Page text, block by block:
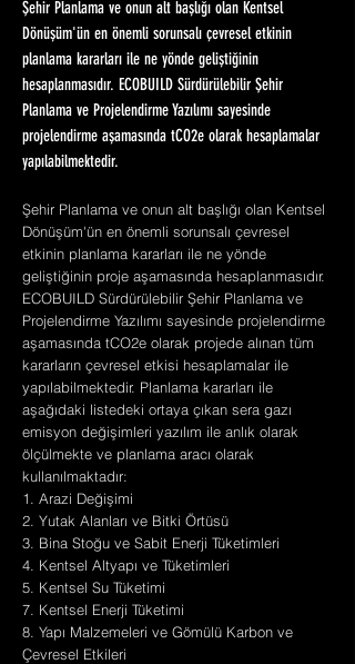
Şehir Planlama ve onun alt başlığı olan Kentsel
Dönüşüm'ün en önemli sorunsalı çevresel etkinin
planlama kararları ile ne yönde geliştiğinin
hesaplanmasıdır. ECOBUILD Sürdürülebilir Şehir
Planlama ve Projelendirme Yazılımı sayesinde
projelendirme aşamasında tCO2e olarak hesaplamalar
yapılabilmektedir.
Şehir Planlama ve onun alt başlığı olan Kentsel
Dönüşüm'ün en önemli sorunsalı çevresel
etkinin planlama kararları ile ne yönde
geliştiğinin proje aşamasında hesaplanmasıdır.
ECOBUILD Sürdürülebilir Şehir Planlama ve
Projelendirme Yazılımı sayesinde projelendirme
aşamasında tCO2e olarak projede alınan tüm
kararların çevresel etkisi hesaplamalar ile
yapılabilmektedir. Planlama kararları ile
aşağıdaki listedeki ortaya çıkan sera gazı
emisyon değişimleri yazılım ile anlık olarak
ölçülmekte ve planlama aracı olarak
kullanılmaktadır:
1. Arazi Değişimi
2. Yutak Alanları ve Bitki Örtüsü
3. Bina Stoğu ve Sabit Enerji Tüketimleri
4. Kentsel Altyapı ve Tüketimleri
5. Kentsel Su Tüketimi
7. Kentsel Enerji Tüketimi
8. Yapı Malzemeleri ve Gömülü Karbon ve
Çevresel Etkileri